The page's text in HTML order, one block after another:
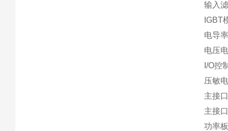
输入
IGBT
电导
电压
I/O控
压敏
主接
主接
功率